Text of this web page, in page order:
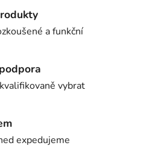
a funkční
vybrat
expedujeme